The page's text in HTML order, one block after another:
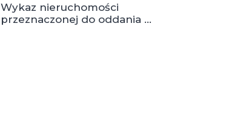
Wykaz nieruchomości
przeznaczonej do oddania w